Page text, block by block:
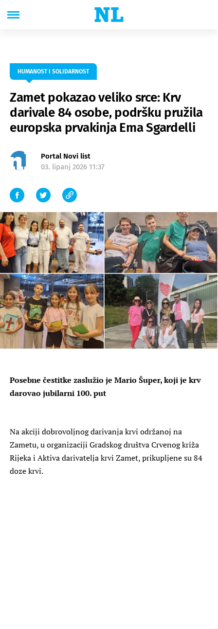
HUMANOST I SOLIDARNOST
Zamet pokazao veliko srce: Krv
darivale 84 osobe, podršku pružila
europska prvakinja Ema Sgardelli
Portal Novi list
03. lipanj 2026 11:37
Posebne čestitke zaslužio je Mario Šuper, koji je krv
darovao jubilarni 100. put
Na akciji dobrovoljnog darivanja krvi održanoj na
Zametu, u organizaciji Gradskog društva Crvenog križa
Rijeka i Aktiva darivatelja krvi Zamet, prikupljene su 84
doze krvi.